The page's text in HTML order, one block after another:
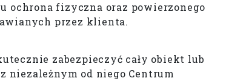
ochrona fizyczna oraz powierzonego
przez klienta.
zabezpieczyć cały obiekt lub
niezależnym od niego Centrum